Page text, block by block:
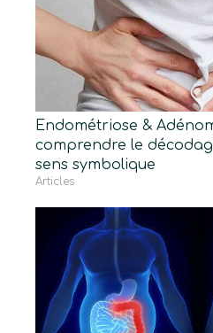
Endométriose &
comprendre le
sens symbolique
Articles